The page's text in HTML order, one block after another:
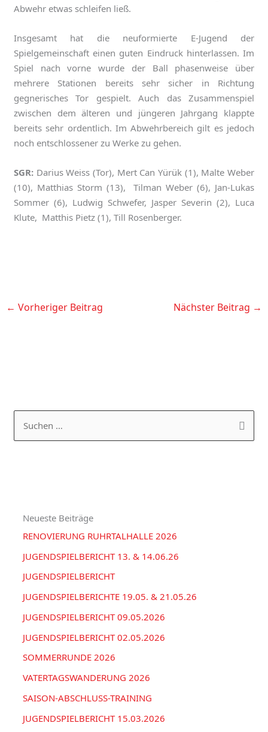
Abwehr etwas schleifen ließ.
Insgesamt hat die neuformierte E-Jugend der
Spielgemeinschaft einen guten Eindruck hinterlassen. Im
Spiel nach vorne wurde der Ball phasenweise über
mehrere Stationen bereits sehr sicher in Richtung
gegnerisches Tor gespielt. Auch das Zusammenspiel
zwischen dem älteren und jüngeren Jahrgang klappte
bereits sehr ordentlich. Im Abwehrbereich gilt es jedoch
noch entschlossener zu Werke zu gehen.
SGR: Darius Weiss (Tor), Mert Can Yürük (1), Malte Weber
(10), Matthias Storm (13), Tilman Weber (6), Jan-Lukas
Sommer (6), Ludwig Schwefer, Jasper Severin (2), Luca
Klute, Matthis Pietz (1), Till Rosenberger.
← Vorheriger Beitrag Nächster Beitrag →
Neueste Beiträge
RENOVIERUNG RUHRTALHALLE 2026
JUGENDSPIELBERICHT 13. & 14.06.26
JUGENDSPIELBERICHT
JUGENDSPIELBERICHTE 19.05. & 21.05.26
JUGENDSPIELBERICHT 09.05.2026
JUGENDSPIELBERICHT 02.05.2026
SOMMERRUNDE 2026
VATERTAGSWANDERUNG 2026
SAISON-ABSCHLUSS-TRAINING
JUGENDSPIELBERICHT 15.03.2026
tC